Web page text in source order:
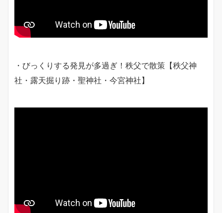
・びっくりする発見が多過ぎ！秩父で散策【秩父神
社・露天掘り跡・聖神社・今宮神社】